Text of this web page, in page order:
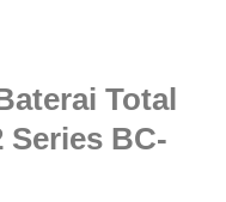
Total
Series BC-